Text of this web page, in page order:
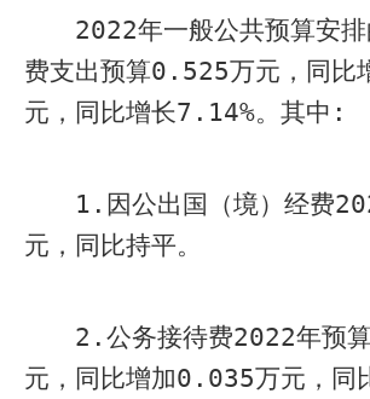
2022年一般公共预算安
费支出预算0.525万元，同比
元，同比增长7.14%。其中 :
1. 因公出国（境）经费
元，同比持平。
2.公务接待费2022年预算
元，同比增加0.035万元，同